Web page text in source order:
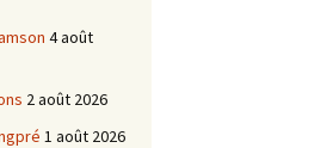
4 août
2 août 2026
1 août 2026